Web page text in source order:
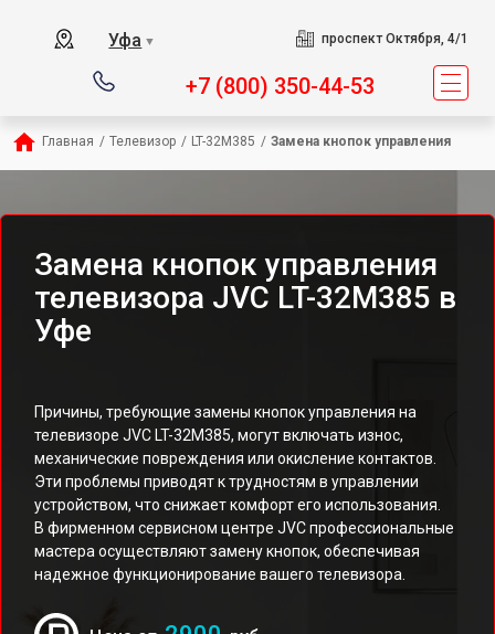
Уфа ▼ проспект Октября, 4/1
+7 (800) 350-44-53
Главная / Телевизор / LT-32M385 / Замена кнопок управления
Замена кнопок управления
телевизора JVC LT-32M385 в
Уфе
Причины, требующие замены кнопок управления на
телевизоре JVC LT-32M385, могут включать износ,
механические повреждения или окисление контактов.
Эти проблемы приводят к трудностям в управлении
устройством, что снижает комфорт его использования.
В фирменном сервисном центре JVC профессиональные
мастера осуществляют замену кнопок, обеспечивая
надежное функционирование вашего телевизора.